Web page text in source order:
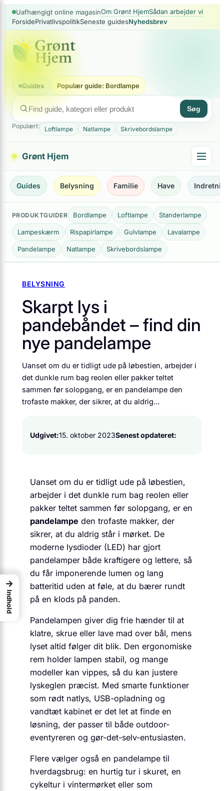
Spring
indhold
Uafhængigt online magasinOm Grønt HjemSådan arbejder vi
ForsidePrivatlivspolitikSeneste guidesNyhedsbrev
Guides Populær guide: Bordlampe
Søg
Populært: Loftlampe Natlampe Skrivebordslampe
Grønt Hjem
Guides Belysning Familie Have
PRODUKTGUIDER Bordlampe Loftlampe Standerlampe
Lampeskærm Rispapirlampe Gulvlampe Lavalampe
Pandelampe Natlampe Skrivebordslampe
BELYSNING
Skarpt lys i
pandebåndet – find din
nye pandelampe
Uanset om du er tidligt ude på løbestien, arbejder i
det dunkle rum bag reolen eller pakker teltet
sammen før solopgang, er en pandelampe den
trofaste makker, der sikrer, at du aldrig…
Udgivet:15. oktober 2023Senest opdateret:
Uanset om du er tidligt ude på løbestien,
arbejder i det dunkle rum bag reolen eller
pakker teltet sammen før solopgang, er en
pandelampe den trofaste makker, der
sikrer, at du aldrig står i mørket. De
moderne lysdioder (LED) har gjort
pandelamper både kraftigere og lettere, så
du får imponerende lumen og lang
batteritid uden at føle, at du bærer rundt
på en klods på panden.
Pandelampen giver dig frie hænder til at
klatre, skrue eller lave mad over bål, mens
lyset altid følger dit blik. Den ergonomiske
rem holder lampen stabil, og mange
modeller kan vippes, så du kan justere
lyskeglen præcist. Med smarte funktioner
som rødt natlys, USB-opladning og
vandtæt kabinet er det let at finde en
løsning, der passer til både outdoor-
eventyreren og gør-det-selv-entusiasten.
Flere vælger også en pandelampe til
hverdagsbrug: en hurtig tur i skuret, en
cykeltur i vintermørket eller som
→
Indhold